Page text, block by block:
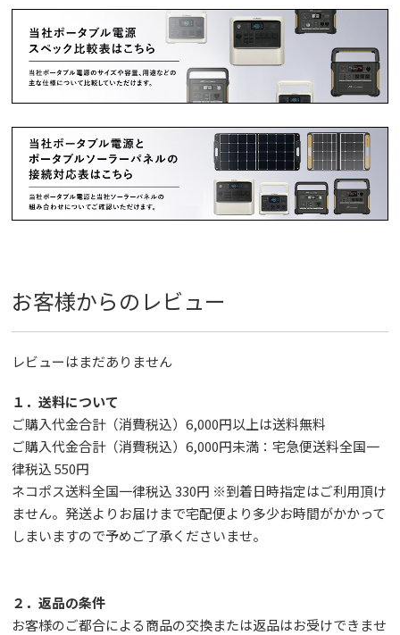
お客様からのレビュー
レビューはまだありません
１．送料について
ご購入代金合計（消費税込）6,000円以上は送料無料
ご購入代金合計（消費税込）6,000円未満：宅急便送料全国一
律税込 550円
ネコポス送料全国一律税込 330円 ※到着日時指定はご利用頂け
ません。発送よりお届けまで宅配便より多少お時間がかかって
しまいますので予めご了承くださいませ。
２．返品の条件
お客様のご都合による商品の交換または返品はお受けできませ